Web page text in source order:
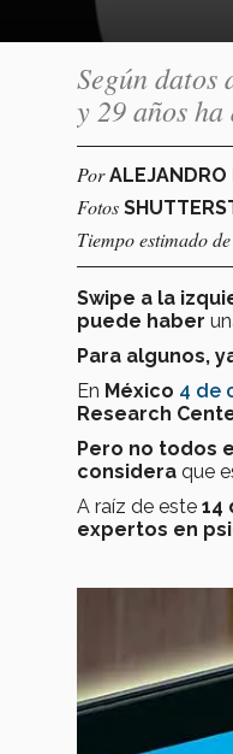
Según datos
y 29 años
PorALEJANDRO
Fotos
Tiempo estimado
Swipe a la
puede haber
Para algunos,
En México 4 de
Research
Pero no todos
considera que
A raíz de este 14
expertos en